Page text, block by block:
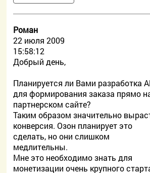
Роман
22 июля 2009
15:58:12
Добрый день,
Планируется ли Вами разработка
для формирования заказа прямо
партнерском сайте?
Таким образом значительно
конверсия. Озон планирует это
сделать, но они слишком
медлительны.
Мне это необходимо знать для
монетизации очень крупного